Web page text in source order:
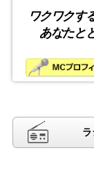
ワクワクす
あなたと